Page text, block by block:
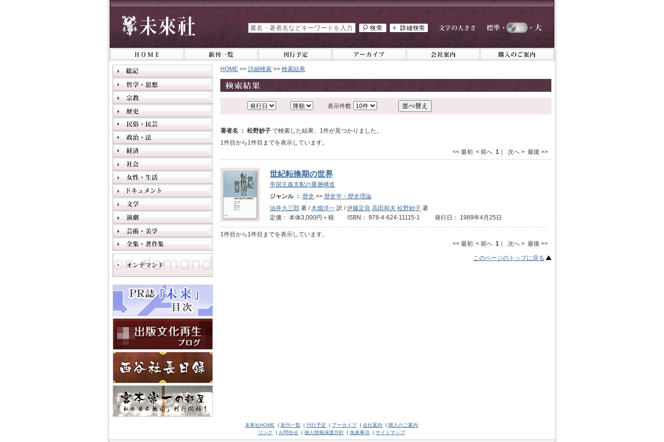
HOME >> 詳細検索 >> 検索結果
表示件数
著者名 ： 松野妙子 で検索した結果、1件が見つかりました。
1件目から1件目までを表示しています。
<< 最初 < 前へ 1 ｜ 次へ > 最後 >>
世紀転換期の世界
帝国主義支配の重層構造
ジャンル ： 歴史 >> 歴史学・歴史理論
油井大三郎 著 /木畑洋一 訳 /伊藤定良 高田和夫 松野妙子 著
定価： 本体3,000円＋税 ISBN： 978-4-624-11115-1 発行日： 1989年4月25日
1件目から1件目までを表示しています。
<< 最初 < 前へ 1 ｜ 次へ > 最後 >>
このページのトップに戻る
未來社HOME | 新刊一覧 | 刊行予定 | アーカイブ | 会社案内 | 購入のご案内
リンク
| お問合せ | 個人情報保護方針 | 免責事項 | サイトマップ